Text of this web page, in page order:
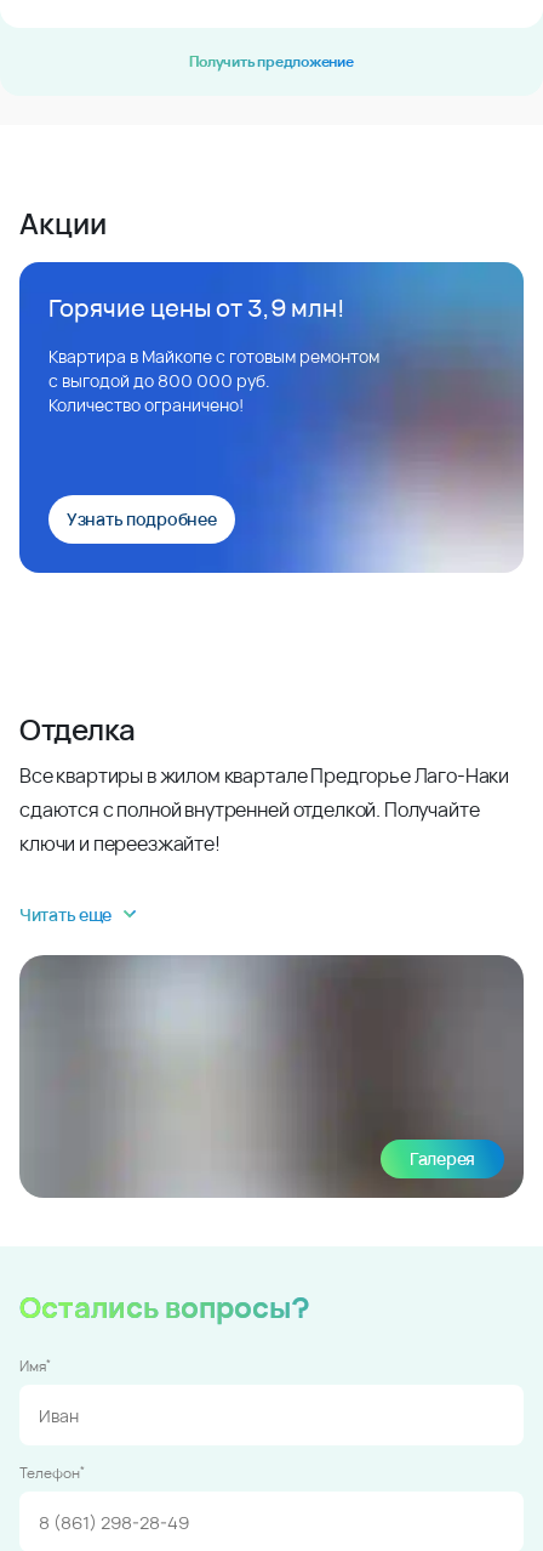
Получить предложение
Акции
Горячие цены от 3,9 млн!
Квартира в Майкопе с готовым ремонтом
с выгодой до 800 000 руб.
Количество ограничено!
Узнать подробнее
Отделка
Все квартиры в жилом квартале Предгорье Лаго-Наки
сдаются с полной внутренней отделкой. Получайте
ключи и переезжайте!
Читать еще
Галерея
Остались вопросы?
Имя*
Телефон*